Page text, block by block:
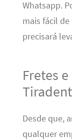
Whatsapp.
mais fácil
precisará
Fretes
Desde que,
qualquer